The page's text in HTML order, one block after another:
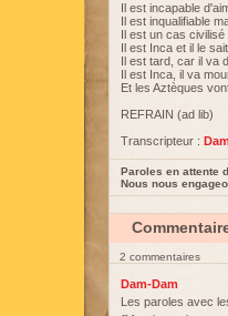
Il est incapable
Il est inqualifiable
Il est un cas civilisé
Il est Inca et il le sait
Il est tard, car il va
Il est Inca, il va
Et les Aztèques
REFRAIN (ad lib)
Transcripteur :
Paroles en attente
Nous nous
2 commentaires
Dam-Dam
Les paroles avec